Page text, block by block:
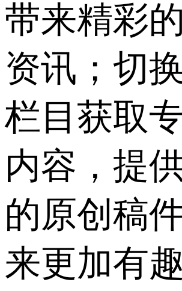
带来精彩
资讯；切
栏目获取
内容，提
的原创稿
来更加有